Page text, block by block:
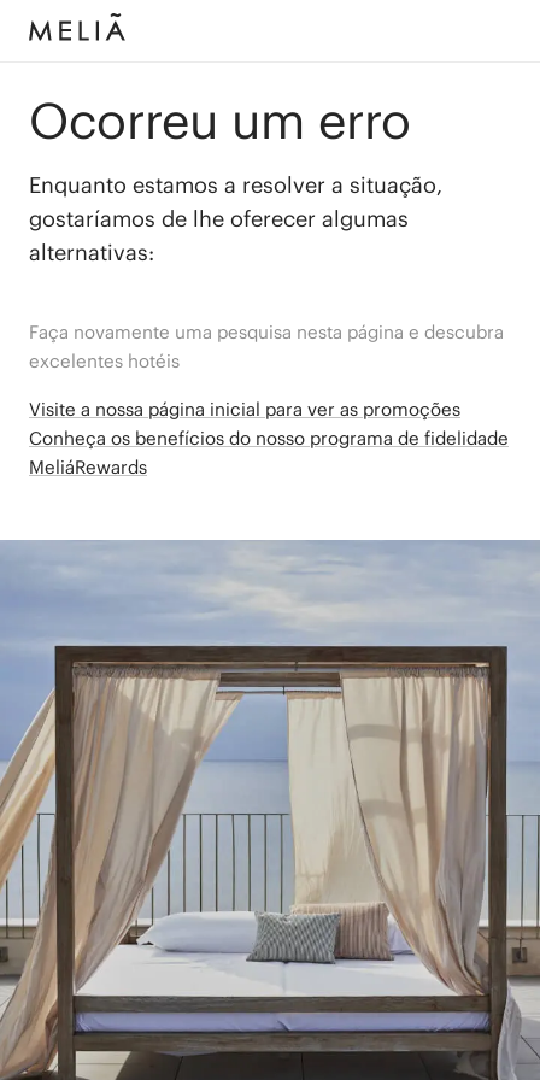
Ocorreu um erro
Enquanto estamos a resolver a situação,
gostaríamos de lhe oferecer algumas
alternativas:
Faça novamente uma pesquisa nesta página e descubra
excelentes hotéis
Visite a nossa página inicial para ver as promoções
Conheça os benefícios do nosso programa de fidelidade
MeliáRewards